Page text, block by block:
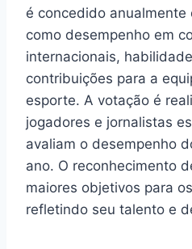
é concedido
como desempenho em
internacionais,
contribuições para a
esporte. A votação é
jogadores e jornalistas
avaliam o desempenho
ano. O reconhecimento
maiores objetivos para
refletindo seu talento e